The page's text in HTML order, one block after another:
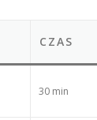
CZAS
30 min